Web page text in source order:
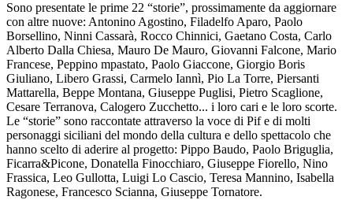
Sono presentate le prime 22 “storie”, prossimamente da aggiornare
con altre nuove: Antonino Agostino, Filadelfo Aparo, Paolo
Borsellino, Ninni Cassarà, Rocco Chinnici, Gaetano Costa, Carlo
Alberto Dalla Chiesa, Mauro De Mauro, Giovanni Falcone, Mario
Francese, Peppino mpastato, Paolo Giaccone, Giorgio Boris
Giuliano, Libero Grassi, Carmelo Iannì, Pio La Torre, Piersanti
Mattarella, Beppe Montana, Giuseppe Puglisi, Pietro Scaglione,
Cesare Terranova, Calogero Zucchetto... i loro cari e le loro scorte.
Le “storie” sono raccontate attraverso la voce di Pif e di molti
personaggi siciliani del mondo della cultura e dello spettacolo che
hanno scelto di aderire al progetto: Pippo Baudo, Paolo Briguglia,
Ficarra&Picone, Donatella Finocchiaro, Giuseppe Fiorello, Nino
Frassica, Leo Gullotta, Luigi Lo Cascio, Teresa Mannino, Isabella
Ragonese, Francesco Scianna, Giuseppe Tornatore.